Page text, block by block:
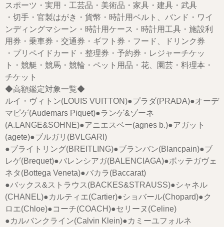
スポーツ・実用・工芸品・美術品・家具・建具・武具
・切手・官製はがき・貨幣・時計用ベルト、バンド・ワイ
ンディングマシーン・時計用ケース・時計用工具・施設利
用券・乗車券・交通券・ギフト券・フード、ドリンク券
・プリペイドカード・整理券・予約券・レジャーチケッ
ト・競艇・競馬・競輪・ペット用品・花、園芸・料理本・
チケット
◆高額鑑定対象一覧◆
ルイ・ヴィトン(LOUIS VUITTON)●プラダ(PRADA)●オーデ
マピゲ(Audemars Piquet)●ランゲ&ゾーネ
(A.LANGE&SOHNE)●アニエスベー(agnes b.)●アガット
(agete)●ブルガリ(BVLGARI)
●ブライトリング(BREITLING)●ブランバン(Blancpain)●ブ
レゲ(Brequet)●バレンシアガ(BALENCIAGA)●ボッテガヴェ
ネタ(Bottega Veneta)●バカラ(Baccarat)
●バックス&ストラウス(BACKES&STRAUSS)●シャネル
(CHANEL)●カルティエ(Cartier)●ショバール(Chopard)●ク
ロエ(Chloe)●コーチ(COACH)●セリーヌ(Celine)
●カルバンクライン(Calvin Klein)●カミーユフォルネ